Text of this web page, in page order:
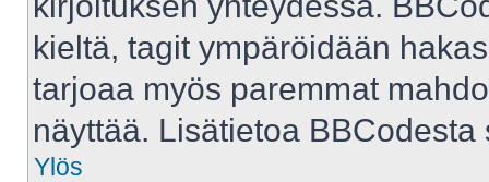
kieltä, tagit ympäröidään
tarjoaa myös paremmat
näyttää. Lisätietoa
Ylös